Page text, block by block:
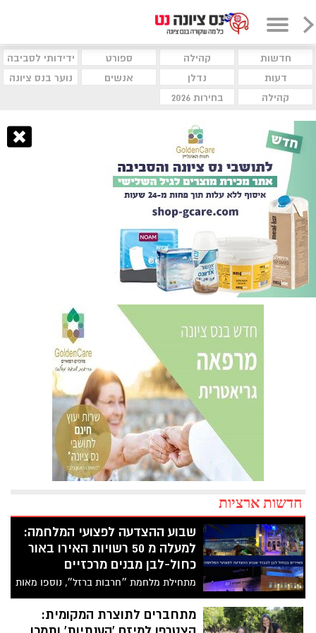
חדשות קהילה ספורט
ידידותי לסביבה
דעות
נדלן אנשים
נוער בנס ציונה
קהילה
בחירות 2026
חדשות ארציות
שבוע ההצדעה לפצועי המלחמה:
למעלה מ 50 רשויות האירו באור
כחול-לבן מבנים מרכזיים
מתחילת מלחמת ״חרבות ברזל״, נוספו מאות
חיילים וחיילות למערך הנפגעים של צה״ל,
לאחר שהגנו בגופם על מדינת ישראל. השבוע
מתקיים בישראל שבוע ההצדעה לפצועי
מתחברים לתוצרת המקומית: